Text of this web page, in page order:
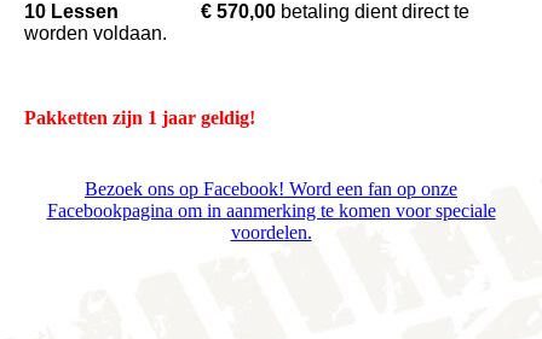
10 Lessen € 570,00 betaling dient direct te
worden voldaan.
Pakketten zijn 1 jaar geldig!
Bezoek ons op Facebook! Word een fan op onze
Facebookpagina om in aanmerking te komen voor speciale
voordelen.